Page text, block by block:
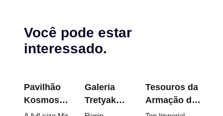
Você pode estar
interessado.
Pavilhão
Kosmos
na
Galeria
Tretyakov:
As Obras-
Tesouros da
Armação do
Kremlin: